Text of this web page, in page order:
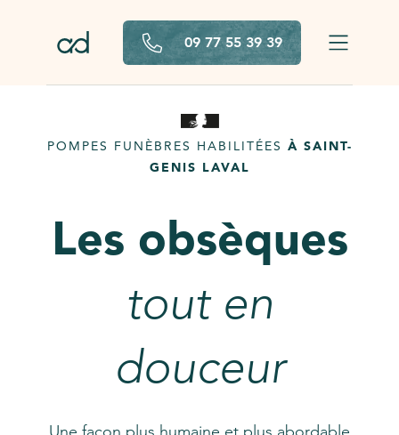
09 77 55 39 39
POMPES FUNÈBRES HABILITÉES À SAINT-
GENIS LAVAL
Les obsèques
tout en
douceur